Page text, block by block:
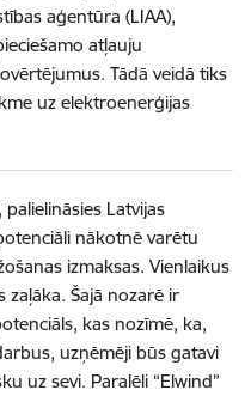
aģentūra (LIAA),
atļauju
Tādā veidā tiks
uz elektroenerģijas
Latvijas
nākotnē varētu
izmaksas. Vienlaikus
Šajā nozarē ir
kas nozīmē, ka,
uzņēmēji būs gatavi
uz sevi. Paralēli “Elwind”